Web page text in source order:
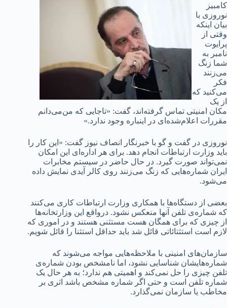
کامبیز
نوروزی با
بیان اینکه
وقتی از
پرایوت
نامبر به
شما زنگ
می‌زنند
فکر
می‌کنید که
از یک
مکان امنیتی تماس گرفته‌اند، گفت: «تاجایی که من‌می‌دانم
مقررات اعلام‌شده‌ای در اینباره وجود ندارد.»
نوروزی در گفت و گو با خبرنگار انصاف نیوز گفت: «این کار را
باید وزارت ارتباطات انجام دهد. برای هر اداره‌ای این امکان
نمی‌تواند صورت گیرد. در حال حاضر در سیستم مخابرات
ایران شماره‌هایی که زنگ می‌زنند روی کالر آیدی نمایش داده
می‌شود.
بعضی از دستگاه‌ها با همکاری وزارت ارتباطات کاری می‌کنند
که شماره‌ی تلفن آنها منعکس نشود. درواقع این وزارتخانه‌ها
از چیزی که برای همگان هست مستثنی هستند و در اموری که
لازم است استثتائاتی قائل شد باید حداقل استثنا را قائل شویم.
سازمان‌های امنینی با ملاحظه‌هایی مواجه‌ می‌شوند که
شماره‌هایشان شناسایی نشود، اما نامشخص بودن شماره‌ی
تلفن چیزی را حل نمی‌کند و اهمیتی هم ندارد؛ به هر حال یک
شماره تلفن است و حتی اگر شماره مشخص باشد اثری بر
مخاطب یا سازمان نمی‌گذارد.